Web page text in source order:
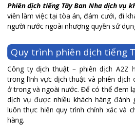
Phiên dịch tiếng Tây Ban Nha dịch vụ
viên làm việc tại tòa án, đám cưới, đi
người nước ngoài nhượng quyền sử
Quy trình phiên dịch tiếng
Công ty dịch thuật – phiên dịch A2Z
trong lĩnh vực dịch thuật và phiên dịch
ở trong và ngoài nước. Để có thể đem
dịch vụ được nhiều khách hàng đánh
luôn thực hiên quy trình chính xác và
hàng.